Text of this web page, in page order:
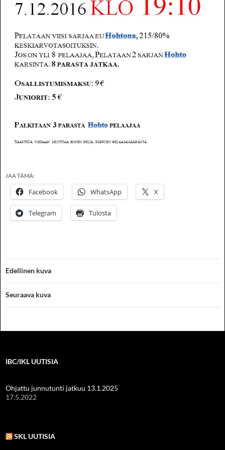
JAA TÄMÄ:
Facebook WhatsApp X
Telegram Tulosta
Edellinen kuva
Seuraava kuva
IBC/IKL UUTISIA
Ohjattu junnutunti jatkuu 13.1.2025
17.5.2022
SKL UUTISIA